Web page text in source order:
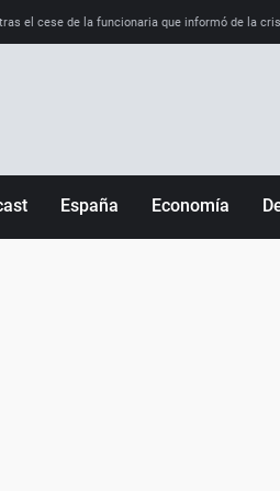
el cese de la funcionaria que informó de la
España Economía